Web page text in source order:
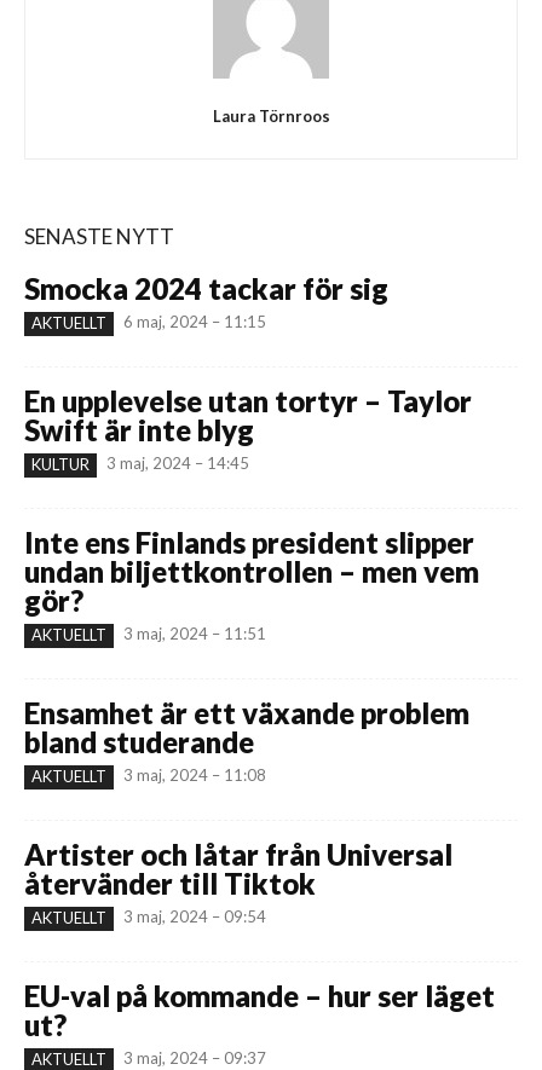
Laura Törnroos
SENASTE NYTT
Smocka 2024 tackar för sig
AKTUELLT 6 maj, 2024 – 11:15
En upplevelse utan tortyr – Taylor
Swift är inte blyg
KULTUR 3 maj, 2024 – 14:45
Inte ens Finlands president slipper
undan biljettkontrollen – men vem
gör?
AKTUELLT 3 maj, 2024 – 11:51
Ensamhet är ett växande problem
bland studerande
AKTUELLT 3 maj, 2024 – 11:08
Artister och låtar från Universal
återvänder till Tiktok
AKTUELLT 3 maj, 2024 – 09:54
EU-val på kommande – hur ser läget
ut?
AKTUELLT 3 maj, 2024 – 09:37